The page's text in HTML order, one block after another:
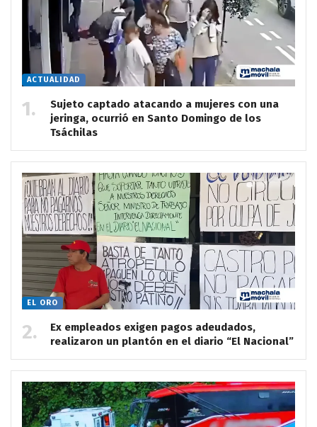
ACTUALIDAD
Sujeto captado atacando a mujeres con una
jeringa, ocurrió en Santo Domingo de los
Tsáchilas
EL ORO
Ex empleados exigen pagos adeudados,
realizaron un plantón en el diario “El Nacional”